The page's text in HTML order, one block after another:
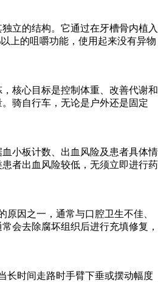
立的结构。它通过在牙槽骨内植入
上的咀嚼功能，使用起来没有异物
核心目标是控制体重、改善代谢和
骑自行车，无论是户外还是固定
小板计数、出血风险及患者具体情
者出血风险较低，无须立即进行药
因之一，通常与口腔卫生不佳、
会去除腐坏组织后进行充填修复，
长时间走路时手臂下垂或摆动幅度